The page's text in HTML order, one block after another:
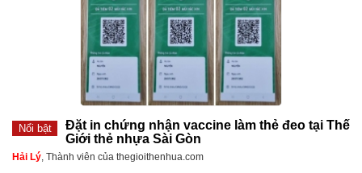
Nổi bật
Đặt in chứng nhận vaccine làm thẻ đeo tại Thế
Giới thẻ nhựa Sài Gòn
Hải Lý, Thành viên của thegioithenhua.com